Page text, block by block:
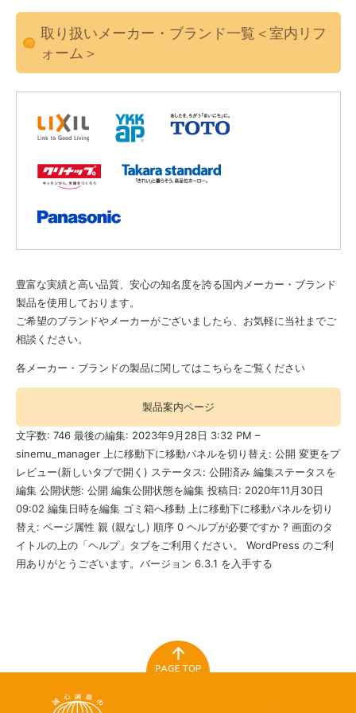
取り扱いメーカー・ブランド一覧＜室内リフ
ォーム＞
豊富な実績と高い品質、安心の知名度を誇る国内メーカー・ブランド
製品を使用しております。
ご希望のブランドやメーカーがございましたら、お気軽に当社までご
相談ください。
各メーカー・ブランドの製品に関してはこちらをご覧ください
製品案内ページ
文字数: 746 最後の編集: 2023年9月28日 3:32 PM –
sinemu_manager 上に移動下に移動パネルを切り替え: 公開 変更をプ
レビュー(新しいタブで開く) ステータス: 公開済み 編集ステータスを
編集 公開状態: 公開 編集公開状態を編集 投稿日: 2020年11月30日
09:02 編集日時を編集 ゴミ箱へ移動 上に移動下に移動パネルを切り
替え: ページ属性 親 (親なし) 順序 0 ヘルプが必要ですか ? 画面のタ
イトルの上の「ヘルプ」タブをご利用ください。 WordPress のご利
用ありがとうございます。バージョン 6.3.1 を入手する